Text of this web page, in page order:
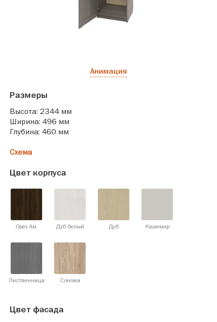
Анимация
Размеры
Высота: 2344 мм
Ширина: 496 мм
Глубина: 460 мм
Схема
Цвет корпуса
Орех Ам. Дуб белый Дуб Кашемир
Лиственница Сонома
Цвет фасада